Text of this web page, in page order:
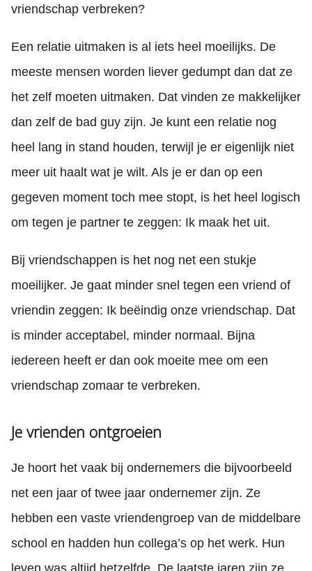
vriendschap verbreken?
Een relatie uitmaken is al iets heel moeilijks. De
meeste mensen worden liever gedumpt dan dat ze
het zelf moeten uitmaken. Dat vinden ze makkelijker
dan zelf de bad guy zijn. Je kunt een relatie nog
heel lang in stand houden, terwijl je er eigenlijk niet
meer uit haalt wat je wilt. Als je er dan op een
gegeven moment toch mee stopt, is het heel logisch
om tegen je partner te zeggen: Ik maak het uit.
Bij vriendschappen is het nog net een stukje
moeilijker. Je gaat minder snel tegen een vriend of
vriendin zeggen: Ik beëindig onze vriendschap. Dat
is minder acceptabel, minder normaal. Bijna
iedereen heeft er dan ook moeite mee om een
vriendschap zomaar te verbreken.
Je vrienden ontgroeien
Je hoort het vaak bij ondernemers die bijvoorbeeld
net een jaar of twee jaar ondernemer zijn. Ze
hebben een vaste vriendengroep van de middelbare
school en hadden hun collega’s op het werk. Hun
leven was altijd hetzelfde. De laatste jaren zijn ze